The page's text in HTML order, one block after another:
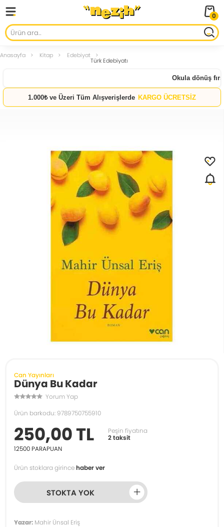
0
Anasayfa Kitap Edebiyat
Türk Edebiyatı
Okula dönüş
1.000₺ ve Üzeri Tüm Alışverişlerde KARGO ÜCRETSİZ
Can Yayınları
Dünya Bu Kadar
Yorum Yap
Ürün barkodu: 9789750755910
250,00 TL
Peşin fiyatına
2 taksit
12500 PARAPUAN
Ürün stoklara girincehaber ver
STOKTA YOK
Yazar: Mahir Ünsal Eriş